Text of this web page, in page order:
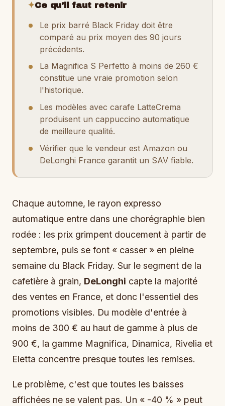
✦Ce qu'il faut retenir
Le prix barré Black Friday doit être
comparé au prix moyen des 90 jours
précédents.
La Magnifica S Perfetto à moins de 260 €
constitue une vraie promotion selon
l'historique.
Les modèles avec carafe LatteCrema
produisent un cappuccino automatique
de meilleure qualité.
Vérifier que le vendeur est Amazon ou
DeLonghi France garantit un SAV fiable.
Chaque automne, le rayon expresso
automatique entre dans une chorégraphie bien
rodée : les prix grimpent doucement à partir de
septembre, puis se font « casser » en pleine
semaine du Black Friday. Sur le segment de la
cafetière à grain, DeLonghi capte la majorité
des ventes en France, et donc l'essentiel des
promotions visibles. Du modèle d'entrée à
moins de 300 € au haut de gamme à plus de
900 €, la gamme Magnifica, Dinamica, Rivelia et
Eletta concentre presque toutes les remises.
Le problème, c'est que toutes les baisses
affichées ne se valent pas. Un « -40 % » peut